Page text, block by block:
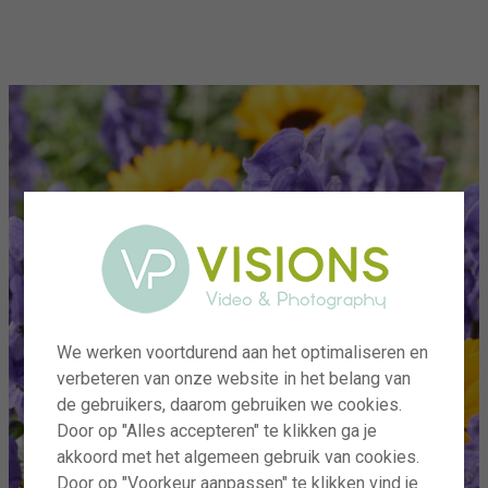
We werken voortdurend aan het optimaliseren en
verbeteren van onze website in het belang van
de gebruikers, daarom gebruiken we cookies.
Door op "Alles accepteren" te klikken ga je
akkoord met het algemeen gebruik van cookies.
Door op "Voorkeur aanpassen" te klikken vind je